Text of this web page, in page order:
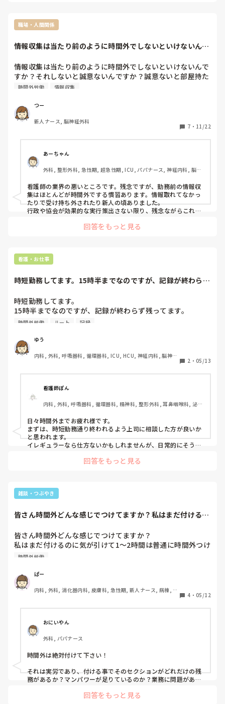
では遊びや給料入るからそれまで頑張ろう！という気持ちで
やってきました。
だけど今は本当に無の感情でしています。
こんなんで1年目乗り越えられるのでしょうか。
私の病棟は2年目から時間外申請できるようになりました。そ
れ以外にもいろいろ我慢して働いていましたが、どうしても耐
をいただきました。
なくなってしまったり…
なんでこんな仕事してるんだろう、とずっと思っていました。
とにかく働ける心身でなくなってしまいました。
感じます。
もちろん、お仕事が始まったばかりで休むなんて…と思ってし
まうかもしれませんが、辛い経験をしたからこそ、むうさんに
も休憩をとってほしい、と思います。
自分のことを考えられない人が、他の人に気をつかえるわけが
ありません。
自分の気持ちや感情に気づけて、とても偉いと思います！！
自分のお身体が1番大切です。
どうかお大事に。よい道へ進めますように。
職場・人間関係
情報収集は当たり前のように時間外でしないといけないんで
情報収集は当たり前のように時間外でしないといけないんで
すか？それしないと誠意ないんですか？誠意ないと部屋持た
せて貰えないんですか？それが普通ですか？
時間外労働 情報収集
つー
新人ナース, 脳神経外科
7 ・ 11/22
あーちゃん
外科, 整形外科, 急性期, 超急性期, ICU, パパナース, 神経内科, 脳神
看護師の業界の悪いところです。残念ですが、勤務前の情報収
集はほとんどが時間外でする慣習あります。情報取れてなかっ
たりで受け持ち外されたり新人の頃ありました。
行政や協会が効果的な実行策出さない限り、残念ながらこれが
回答をもっと見る
看護・お仕事
時短勤務してます。15時半までなのですが、記録が終わらず
時短勤務してます。
15時半までなのですが、記録が終わらず残ってます。
16時とか17時とかにトイレ誘導とかルート確保とか記録し
時間外つけてもいいと思いますか？
時間外労働 ルート 記録
ゆう
内科, 外科, 呼吸器科, 循環器科, ICU, HCU, 神経内科, 脳神経
2 ・ 05/13
看護師ぽん
内科, 外科, 呼吸器科, 循環器科, 精神科, 整形外科, 耳鼻咽喉科, 泌尿
保健師, リーダー, 脳神経外科, 消化器外科, 一般病院, 大学病院, 回
復期, オペ室, 透析
日々時間外までお疲れ様です。
まずは、時短勤務通り終われるよう上司に相談した方が良いか
と思われます。
イレギュラーなら仕方ないかもしれませんが、日常的にそうな
安く、利点が活かされないと思います。
まずは上司への相談頑張って下さい！
回答をもっと見る
雑談・つぶやき
皆さん時間外どんな感じでつけてますか？私はまだ付けるの
皆さん時間外どんな感じでつけてますか？
私はまだ付けるのに気が引けて1〜2時間は普通に時間外つけ
ていないです
質問しました。
時間外労働
ぱー
内科, 外科, 消化器内科, 皮膚科, 急性期, 新人ナース, 病棟, 消
4 ・ 05/12
おにいやん
外科, パパナース
時間外は絶対付けて下さい！
それは実労であり、付ける事でそのセクションがどれだけの残
務があるか？マンパワーが足りているのか？業務に問題がある
回答をもっと見る